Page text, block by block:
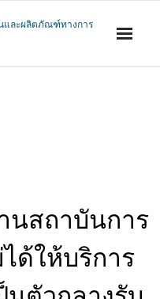
สถาบันการ
ได้ให้บริการ